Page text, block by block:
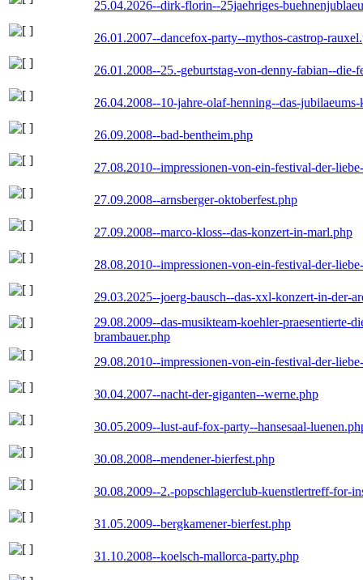
25.04.2026--dirk-florin--25jaehriges-
26.01.2007--dancefox-party--mythos-castrop-
26.01.2008--25.-geburtstag-von-denny-fabian--die-
26.04.2008--10-jahre-olaf-henning--das-
26.09.2008--bad-bentheim.php
27.08.2010--impressionen-von-ein-festival-der-
27.09.2008--arnsberger-oktoberfest.php
27.09.2008--marco-kloss--das-konzert-in-marl.php
28.08.2010--impressionen-von-ein-festival-der-
29.03.2025--joerg-bausch--das-xxl-konzert-in-der-
29.08.2009--das-musikteam-koehler-praesentierte-
brambauer.php
29.08.2010--impressionen-von-ein-festival-der-
30.04.2007--nacht-der-giganten--werne.php
30.05.2009--lust-auf-fox-party--hansesaal-
30.08.2008--mendener-bierfest.php
30.08.2009--2.-popschlagerclub-kuenstlertreff-for-
31.05.2009--bergkamener-bierfest.php
31.10.2008--koelsch-mallorca-party.php